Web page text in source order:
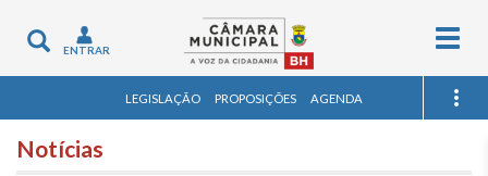
Toggle
navigation
ENTRAR
LEGISLAÇÃO PROPOSIÇÕES AGENDA
Notícias